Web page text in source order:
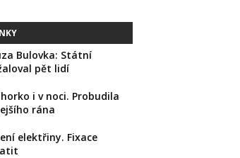
Bulovka: Státní
pět lidí
i v noci. Probudila
rána
elektřiny. Fixace